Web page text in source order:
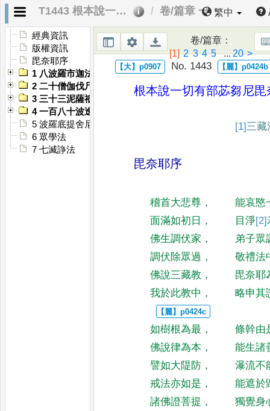
T1443 根本說一切有部苾芻尼毘奈耶 卷/篇章 一 繁中
經典資訊
版權資訊
毘奈耶序
1 八波羅市迦法
2 二十僧伽伐尸沙法
3 三十三泥薩祇波逸底迦法
4 一百八十波逸底迦法
5 波羅底提舍尼法
6 眾學法
7 七滅諍法
卷/篇章 ：
[1] 2 3 4 5...20 >
No. 1443
根本說一切有部苾芻尼毘
[1]三藏
毘奈耶序
稽首大悲尊 ，
能哀愍
面滿如初日 ， 目淨[2]
佛生調伏家 ，
弟子眾
調伏除眾過 ，
敬禮法
佛說三藏教 ，
毘奈耶
我於此教中 ， 略申其
如樹根為最 ，
條幹由
佛說律為本 ，
能生諸
譬如大隄防 ，
瀑流不
戒法亦如是 ，
能遮於
諸佛證菩提 ，
獨覺身